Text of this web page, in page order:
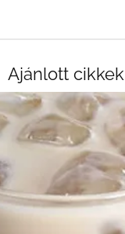
Ajánlott cikkek